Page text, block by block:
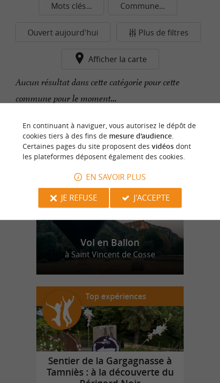
Mots clés... Commune...
Ouvert aujourd'hui Plus de filtres
Afficher la carte
Aucun résultat dans cette catégorie pour cette
commune pour le moment...
n
o
t
r
e
c
o
u
p
d
e
c
o
e
u
r
Vol en Ballon
à Saint Vincent de Cosse
Top expériences
Sentier de la Gargagnasse à
Tamniès : à la découverte du
En continuant à naviguer, vous autorisez le dépôt de
cookies tiers à des fins de mesure d'audience.
Certaines pages du site proposent des vidéosdont
les plateformes déposent également des cookies.
EN SAVOIR PLUS
JE REFUSE
J'ACCEPTE